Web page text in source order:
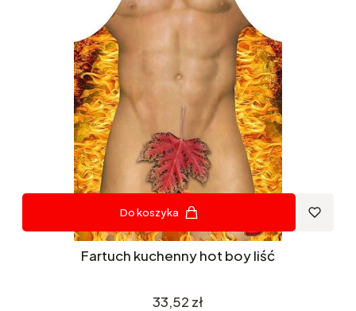
Do koszyka
Fartuch kuchenny hot boy liść
Cena
33,52 zł